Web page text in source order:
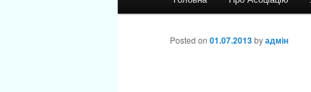
to
Posted on 01.07.2013byадмін